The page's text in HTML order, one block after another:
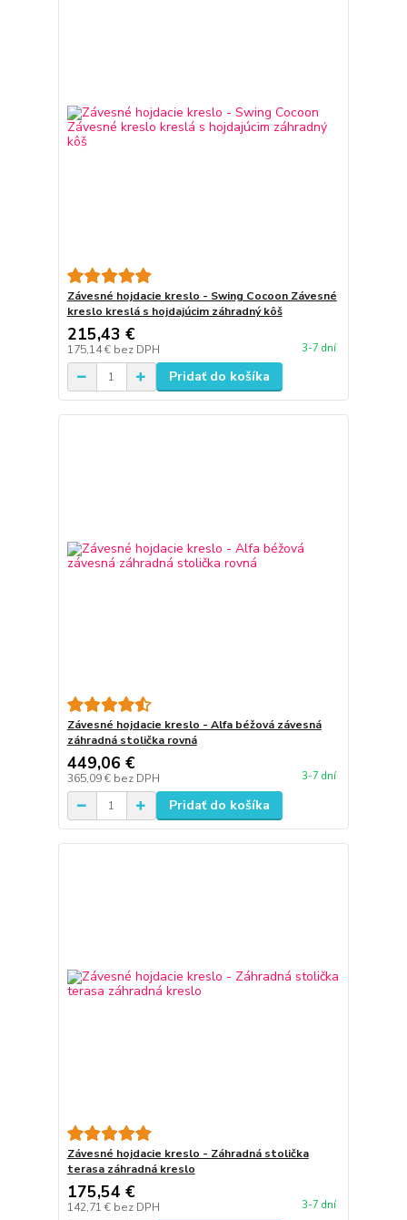
Závesné hojdacie kreslo - Swing Cocoon Závesné
kreslo kreslá s hojdajúcim záhradný kôš
215,43 €
175,14 € bez DPH 3-7 dní
Pridať do košíka
Závesné hojdacie kreslo - Alfa béžová závesná
záhradná stolička rovná
449,06 €
365,09 € bez DPH 3-7 dní
Pridať do košíka
Závesné hojdacie kreslo - Záhradná stolička
terasa záhradná kreslo
175,54 €
142,71 € bez DPH 3-7 dní